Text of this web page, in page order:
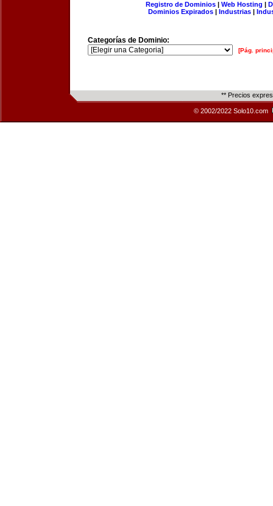
Registro de Dominios| Web Hosting |
Dominios Expirados | Industrias |
Categorías de Dominio:
[Pág.
** Precios
© 2002/2022 Solo10.com